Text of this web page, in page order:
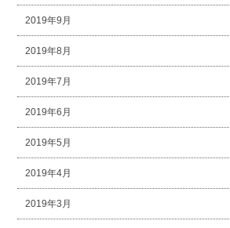
2019年9月
2019年8月
2019年7月
2019年6月
2019年5月
2019年4月
2019年3月